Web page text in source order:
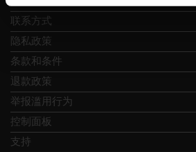
联系方式
隐私政策
条款和条件
退款政策
举报滥用行为
控制面板
支持